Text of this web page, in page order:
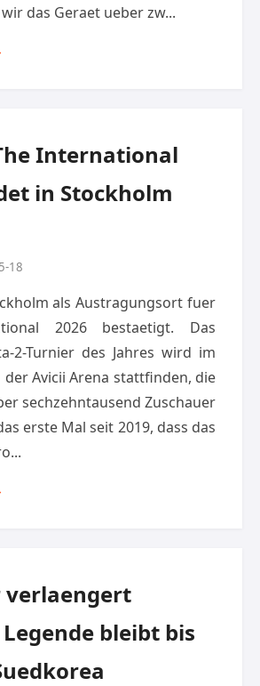
das Geraet ueber zw...
International
in Stockholm
18
als Austragungsort fuer
2026 bestaetigt. Das
2-Turnier des Jahres wird im
Avicii Arena stattfinden, die
sechzehntausend Zuschauer
erste Mal seit 2019, dass das
verlaengert
bleibt bis